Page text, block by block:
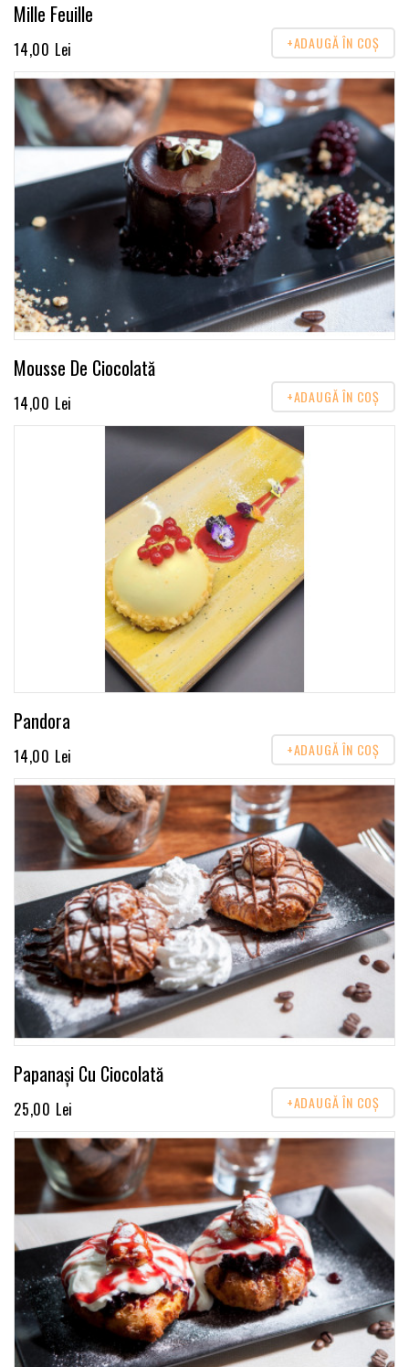
Mille Feuille
14,00 Lei +ADAUGĂ ÎN COŞ
Mousse De Ciocolată
14,00 Lei +ADAUGĂ ÎN COŞ
Pandora
14,00 Lei +ADAUGĂ ÎN COŞ
Papanași Cu Ciocolată
25,00 Lei +ADAUGĂ ÎN COŞ